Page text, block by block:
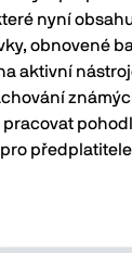
nyní
obnovené
aktivní
předplatitele